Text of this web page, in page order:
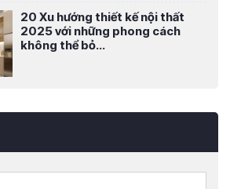
20 Xu hướng thiết kế nội thất
2025 với những phong cách
không thể bỏ...